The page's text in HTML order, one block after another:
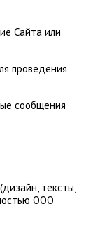
Сайта или
проведения
сообщения
тексты,
ООО